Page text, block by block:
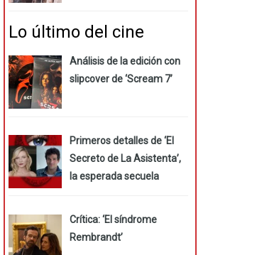
Lo último del cine
Análisis de la edición con
slipcover de ‘Scream 7’
Primeros detalles de ‘El
Secreto de La Asistenta’,
la esperada secuela
Crítica: ‘El síndrome
Rembrandt’